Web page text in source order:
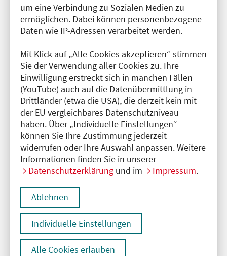
um eine Verbindung zu Sozialen Medien zu
ermöglichen. Dabei können personenbezogene
Daten wie IP-Adressen verarbeitet werden.
Mit Klick auf „Alle Cookies akzeptieren“ stimmen
Sie der Verwendung aller Cookies zu. Ihre
Einwilligung erstreckt sich in manchen Fällen
(YouTube) auch auf die Datenübermittlung in
Drittländer (etwa die USA), die derzeit kein mit
der EU vergleichbares Datenschutzniveau
haben. Über „Individuelle Einstellungen“
können Sie Ihre Zustimmung jederzeit
widerrufen oder Ihre Auswahl anpassen. Weitere
Informationen finden Sie in unserer
Datenschutzerklärung und im Impressum.
Ablehnen
Individuelle Einstellungen
Alle Cookies erlauben
Ansprechperson für Presseanfragen
PD Dr. med. Peter Bobbert, Präsident der
Dr. med. Matthias Blöchle, Vizepräsident der
Ärztekammer Berlin
Die Kontaktdaten erhalten Sie auf Anfrage von der
Pressestelle der Ärztekammer Berlin.
Hier finden Sie die
Pressemitteilung als PDF
Pressekontakt
Ole Eggert
Pressesprecher
Ärztekammer Berlin, Körperschaft des öffentlichen
Rechts
T: +49 30 408 06 - 41 10
E:
presse@aekb.de
www.aekb.de